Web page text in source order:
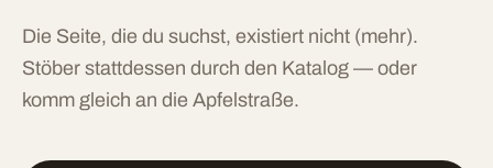
Die Seite, die du suchst, existiert nicht (mehr).
Stöber stattdessen durch den Katalog — oder
komm gleich an die Apfelstraße.